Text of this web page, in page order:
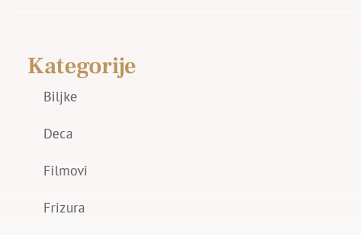
Kategorije
Biljke
Deca
Filmovi
Frizura